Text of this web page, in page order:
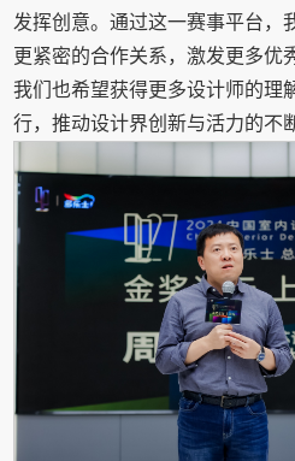
发挥创意。通过这一赛事平台，
更紧密的合作关系，激发更多优
我们也希望获得更多设计师的理
行，推动设计界创新与活力的不